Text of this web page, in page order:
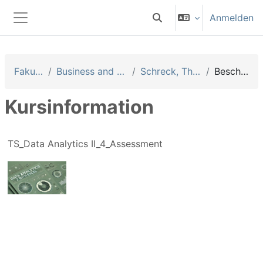
Website-Übersicht
Sucheingabe umschalten
Anmelden
Fakultäten Business and Management Schreck, Thomas (Sth) Beschreibung
Kursinformation
TS_Data Analytics II_4_Assessment